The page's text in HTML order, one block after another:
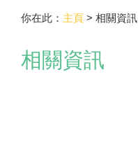
你在此： 主頁 > 相關資訊
相關資訊